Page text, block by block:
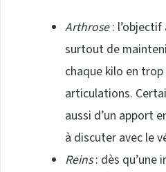
Arthrose:
surtout de
chaque kilo en
articulations.
aussi d’un apport
à discuter avec le
Reins: dès qu’une